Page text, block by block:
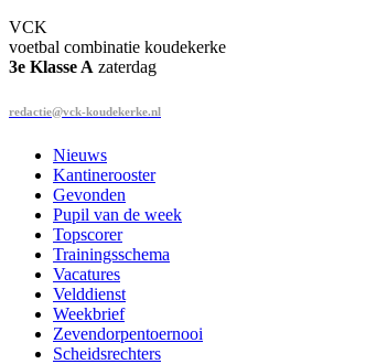
VCK
voetbal combinatie koudekerke
3e Klasse A zaterdag
redactie@vck-koudekerke.nl
Nieuws
Kantinerooster
Gevonden
Pupil van de week
Topscorer
Trainingsschema
Vacatures
Velddienst
Weekbrief
Zevendorpentoernooi
Scheidsrechters